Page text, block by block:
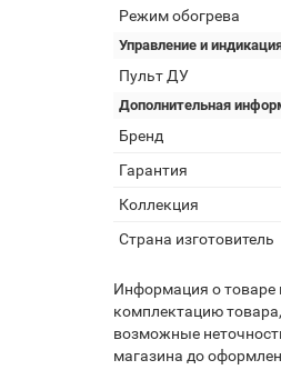
Режим обогрева
Управление и
Пульт ДУ
Дополнительная
Бренд
Гарантия
Коллекция
Страна изготовитель
Информация о товаре
комплектацию
возможные
магазина до